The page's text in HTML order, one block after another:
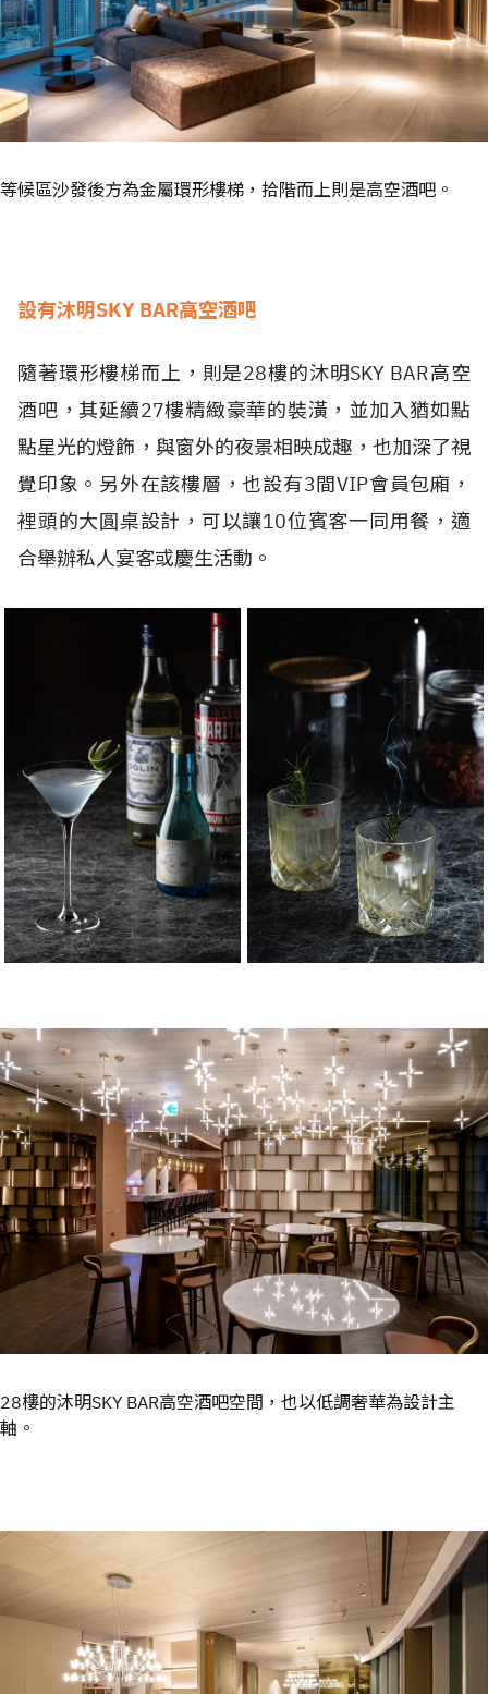
等候區沙發後方為金屬環形樓梯，拾階而上則是高空酒吧。
設有沐明SKY BAR高空酒吧
隨著環形樓梯而上，則是28樓的沐明SKY BAR高空
酒吧，其延續27樓精緻豪華的裝潢，並加入猶如點
點星光的燈飾，與窗外的夜景相映成趣，也加深了視
覺印象。另外在該樓層，也設有3間VIP會員包廂，
裡頭的大圓桌設計，可以讓10位賓客一同用餐，適
合舉辦私人宴客或慶生活動。
28樓的沐明SKY BAR高空酒吧空間，也以低調奢華為設計主
軸。